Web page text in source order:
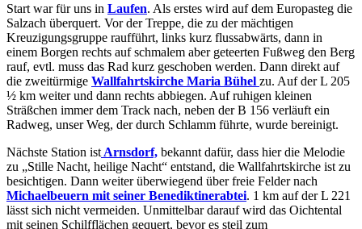
Start war für uns in Laufen. Als erstes wird auf dem Europasteg die
Salzach überquert. Vor der Treppe, die zu der mächtigen
Kreuzigungsgruppe raufführt, links kurz flussabwärts, dann in
einem Borgen rechts auf schmalem aber geteerten Fußweg den Berg
rauf, evtl. muss das Rad kurz geschoben werden. Dann direkt auf
die zweitürmige Wallfahrtskirche Maria Bühel zu. Auf der L 205
½ km weiter und dann rechts abbiegen. Auf ruhigen kleinen
Sträßchen immer dem Track nach, neben der B 156 verläuft ein
Radweg, unser Weg, der durch Schlamm führte, wurde bereinigt.
Nächste Station ist Arnsdorf, bekannt dafür, dass hier die Melodie
zu „Stille Nacht, heilige Nacht“ entstand, die Wallfahrtskirche ist zu
besichtigen. Dann weiter überwiegend über freie Felder nach
Michaelbeuern mit seiner Benediktinerabtei. 1 km auf der L 221
lässt sich nicht vermeiden. Unmittelbar darauf wird das Oichtental
mit seinen Schilfflächen gequert, bevor es steil zum